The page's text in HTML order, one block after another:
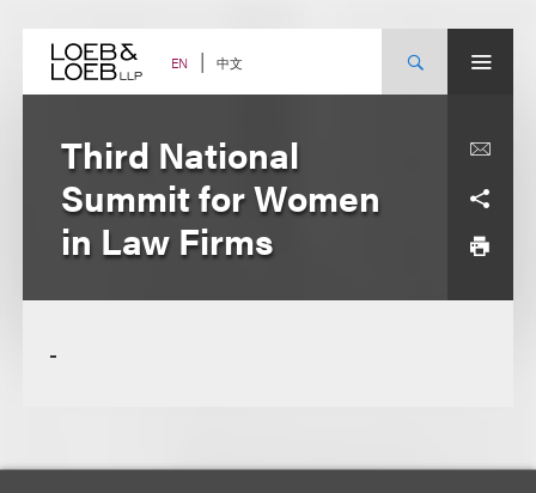
content EN 中文
Third National
Summit for Women
in Law Firms
-